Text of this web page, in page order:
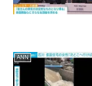
ANN